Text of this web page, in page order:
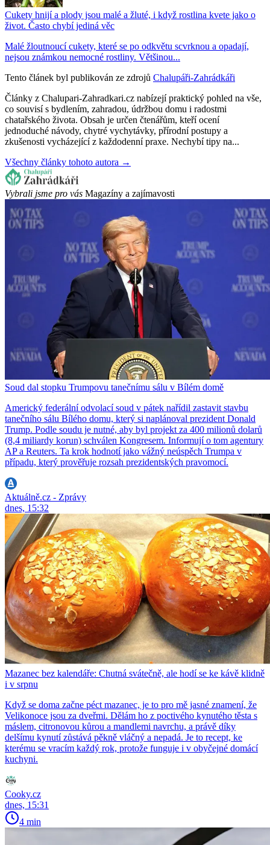
Cukety hnijí a plody jsou malé a žluté, i když rostlina kvete jako o
život. Často chybí jediná věc
Malé žloutnoucí cukety, které se po odkvětu scvrknou a opadají,
nejsou známkou nemocné rostliny. Většinou...
Tento článek byl publikován ze zdrojů Chalupáři-Zahrádkáři
Články z Chalupari-Zahradkari.cz nabízejí praktický pohled na vše,
co souvisí s bydlením, zahradou, údržbou domu i radostmi
chatařského života. Obsah je určen čtenářům, kteří ocení
jednoduché návody, chytré vychytávky, přírodní postupy a
zkušenosti vycházející z každodenní praxe. Nechybí tipy na...
Všechny články tohoto autora →
Vybrali jsme pro vás Magazíny a zajímavosti
Soud dal stopku Trumpovu tanečnímu sálu v Bílém domě
Americký federální odvolací soud v pátek nařídil zastavit stavbu
tanečního sálu Bílého domu, který si naplánoval prezident Donald
Trump. Podle soudu je nutné, aby byl projekt za 400 milionů dolarů
(8,4 miliardy korun) schválen Kongresem. Informují o tom agentury
AP a Reuters. Ta krok hodnotí jako vážný neúspěch Trumpa v
případu, který prověřuje rozsah prezidentských pravomocí.
Aktuálně.cz - Zprávy
dnes, 15:32
Mazanec bez kalendáře: Chutná svátečně, ale hodí se ke kávě klidně
i v srpnu
Když se doma začne péct mazanec, je to pro mě jasné znamení, že
Velikonoce jsou za dveřmi. Dělám ho z poctivého kynutého těsta s
máslem, citronovou kůrou a mandlemi navrchu, a právě díky
delšímu kynutí zůstává pěkně vláčný a nepadá. Je to recept, ke
kterému se vracím každý rok, protože funguje i v obyčejné domácí
kuchyni.
Cooky.cz
dnes, 15:31
4 min